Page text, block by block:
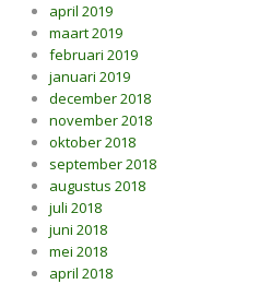
april 2019
maart 2019
februari 2019
januari 2019
december 2018
november 2018
oktober 2018
september 2018
augustus 2018
juli 2018
juni 2018
mei 2018
april 2018